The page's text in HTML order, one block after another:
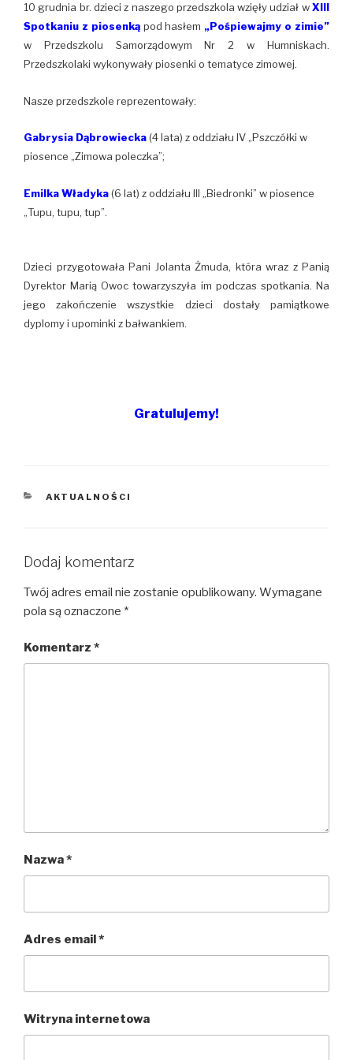
10 grudnia br. dzieci z naszego przedszkola wzięły udział wXIII
Spotkaniu z piosenkąpod hasłem „Pośpiewajmy o zimie”
w Przedszkolu Samorządowym Nr 2 w Humniskach.
Przedszkolaki wykonywały piosenki o tematyce zimowej.
Nasze przedszkole reprezentowały:
Gabrysia Dąbrowiecka(4 lata) z oddziału IV „Pszczółki w
piosence „Zimowa poleczka”;
Emilka Władyka(6 lat) z oddziału III „Biedronki” w piosence
„Tupu, tupu, tup”.
Dzieci przygotowała Pani Jolanta Żmuda, która wraz z Panią
Dyrektor Marią Owoc towarzyszyła im podczas spotkania. Na
jego zakończenie wszystkie dzieci dostały pamiątkowe
dyplomy i upominki z bałwankiem.
Gratulujemy!
KATEGORIE
AKTUALNOŚCI
Dodaj komentarz
Twój adres email nie zostanie opublikowany. Wymagane
pola są oznaczone *
Komentarz *
Nazwa*
Adres email*
Witryna internetowa